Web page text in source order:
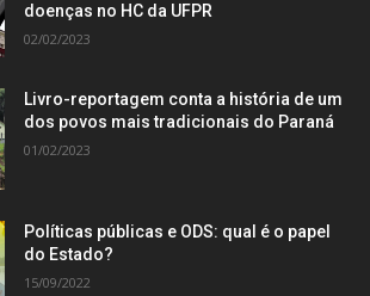
doenças no HC da UFPR
02/02/2023
Livro-reportagem conta a história de um
dos povos mais tradicionais do Paraná
01/02/2023
Políticas públicas e ODS: qual é o papel
do Estado?
15/09/2022